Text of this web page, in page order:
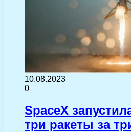
10.08.2023
0
SpaceX
три ракеты за